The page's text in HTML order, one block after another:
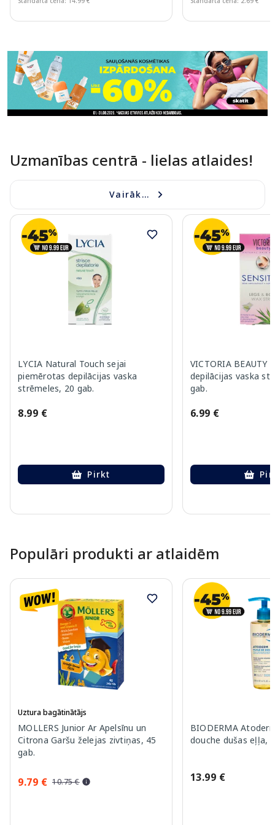
Uzmanības centrā - lielas atlaides!
Vairāk...
LYCIA Natural Touch sejai
piemērotas depilācijas vaska
strēmeles, 20 gab.
8.99 €
Pirkt
VICTORIA BEAUTY
depilācijas vaska
gab.
6.99 €
Populāri produkti ar atlaidēm
Uztura bagātinātājs
MOLLERS Junior Ar Apelsīnu un
Citrona Garšu želejas zivtiņas, 45
gab.
9.79 € 10.75 €
BIODERMA
douche dušas eļļa,
13.99 €